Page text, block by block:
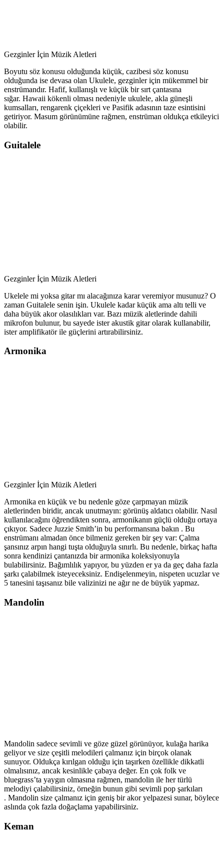
Gezginler İçin Müzik Aletleri
Boyutu söz konusu olduğunda küçük, cazibesi söz konusu
olduğunda ise devasa olan Ukulele, gezginler için mükemmel bir
enstrümandır. Hafif, kullanışlı ve küçük bir sırt çantasına
sığar. Hawaii kökenli olması nedeniyle ukulele, akla güneşli
kumsalları, rengarenk çiçekleri ve Pasifik adasının taze esintisini
getiriyor. Masum görünümüne rağmen, enstrüman oldukça etkileyici
olabilir.
Guitalele
Gezginler İçin Müzik Aletleri
Ukelele mi yoksa gitar mı alacağınıza karar veremiyor musunuz? O
zaman Guitalele senin işin. Ukulele kadar küçük ama altı telli ve
daha büyük akor olasılıkları var. Bazı müzik aletlerinde dahili
mikrofon bulunur, bu sayede ister akustik gitar olarak kullanabilir,
ister amplifikatör ile güçlerini artırabilirsiniz.
Armonika
Gezginler İçin Müzik Aletleri
Armonika en küçük ve bu nedenle göze çarpmayan müzik
aletlerinden biridir, ancak unutmayın: görünüş aldatıcı olabilir. Nasıl
kullanılacağını öğrendikten sonra, armonikanın güçlü olduğu ortaya
çıkıyor. Sadece Juzzie Smith’in bu performansına bakın . Bu
enstrümanı almadan önce bilmeniz gereken bir şey var: Çalma
şansınız arpın hangi tuşta olduğuyla sınırlı. Bu nedenle, birkaç hafta
sonra kendinizi çantanızda bir armonika koleksiyonuyla
bulabilirsiniz. Bağımlılık yapıyor, bu yüzden er ya da geç daha fazla
şarkı çalabilmek isteyeceksiniz. Endişelenmeyin, nispeten ucuzlar ve
5 tanesini taşısanız bile valizinizi ne ağır ne de büyük yapmaz.
Mandolin
Mandolin sadece sevimli ve göze güzel görünüyor, kulağa harika
geliyor ve size çeşitli melodileri çalmanız için birçok olanak
sunuyor. Oldukça kırılgan olduğu için taşırken özellikle dikkatli
olmalısınız, ancak kesinlikle çabaya değer. En çok folk ve
bluegrass’ta yaygın olmasına rağmen, mandolin ile her türlü
melodiyi çalabilirsiniz, örneğin bunun gibi sevimli pop şarkıları
. Mandolin size çalmanız için geniş bir akor yelpazesi sunar, böylece
aslında çok fazla doğaçlama yapabilirsiniz.
Keman